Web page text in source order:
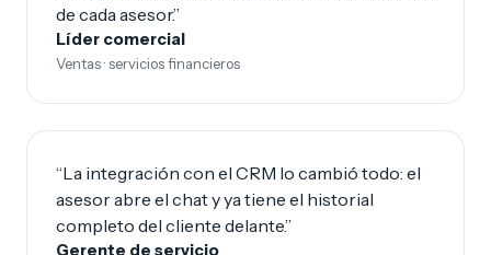
de cada asesor.”
Líder comercial
Ventas · servicios financieros
“La integración con el CRM lo cambió todo: el
asesor abre el chat y ya tiene el historial
completo del cliente delante.”
Gerente de servicio